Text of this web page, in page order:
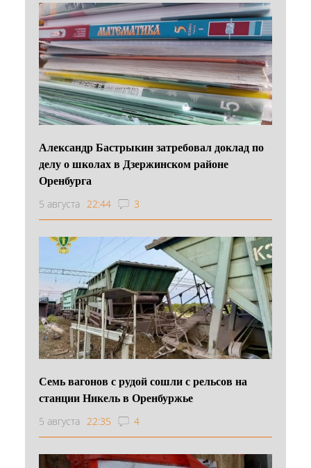
Александр Бастрыкин затребовал доклад по
делу о школах в Дзержинском районе
Оренбурга
5 августа 22:44 3
Семь вагонов с рудой сошли с рельсов на
станции Никель в Оренбуржье
5 августа 22:35 4